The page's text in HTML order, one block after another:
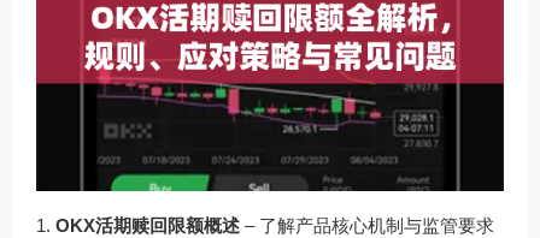
OKX活期赎回限额概述 – 了解产品核心机制与监管要求